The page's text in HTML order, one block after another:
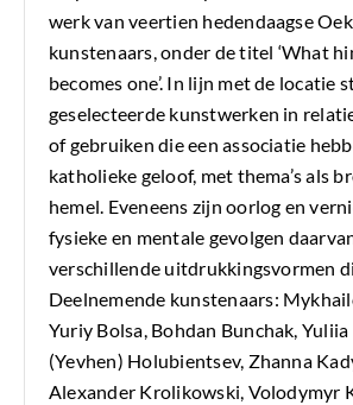
werk van veertien hedendaagse
kunstenaars, onder de titel ‘What
becomes one’. In lijn met de locatie
geselecteerde kunstwerken in
of gebruiken die een associatie
katholieke geloof, met thema’s als
hemel. Eveneens zijn oorlog en
fysieke en mentale gevolgen
verschillende uitdrukkingsvormen
Deelnemende kunstenaars:
Yuriy Bolsa, Bohdan Bunchak, Yuliia
(Yevhen) Holubientsev, Zhanna
Alexander Krolikowski, Volodymyr